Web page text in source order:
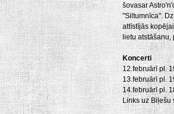
šovasar
"Siltumnīca".
attīstījās
lietu
Koncerti
12.februārī pl.
13.februārī pl.
14.februārī pl.
Links uz Biļešu